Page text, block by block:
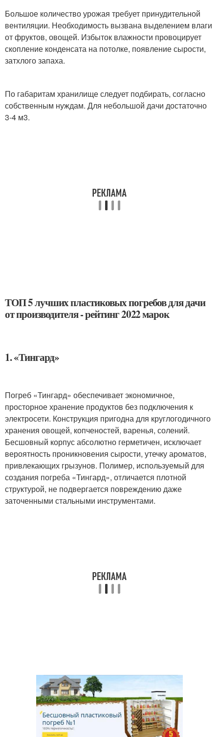
Большое количество урожая требует принудительной
вентиляции. Необходимость вызвана выделением влаги
от фруктов, овощей. Избыток влажности провоцирует
скопление конденсата на потолке, появление сырости,
затхлого запаха.
По габаритам хранилище следует подбирать, согласно
собственным нуждам. Для небольшой дачи достаточно
3-4 м3.
ТОП 5 лучших пластиковых погребов для дачи
от производителя - рейтинг 2022 марок
1. «Тингард»
Погреб «Тингард» обеспечивает экономичное,
просторное хранение продуктов без подключения к
электросети. Конструкция пригодна для круглогодичного
хранения овощей, копченостей, варенья, солений.
Бесшовный корпус абсолютно герметичен, исключает
вероятность проникновения сырости, утечку ароматов,
привлекающих грызунов. Полимер, используемый для
создания погреба «Тингард», отличается плотной
структурой, не подвергается повреждению даже
заточенными стальными инструментами.